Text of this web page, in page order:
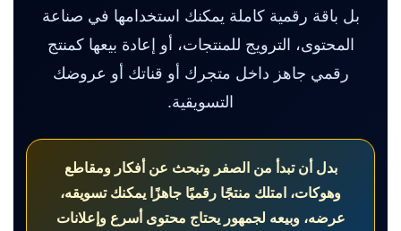
بل باقة رقمية كاملة يمكنك استخدامها في صناعة
المحتوى، الترويج للمنتجات، أو إعادة بيعها كمنتج
رقمي جاهز داخل متجرك أو قناتك أو عروضك
التسويقية.
بدل أن تبدأ من الصفر وتبحث عن أفكار ومقاطع
وهوكات، امتلك منتجًا رقميًا جاهزًا يمكنك تسويقه،
عرضه، وبيعه لجمهور يحتاج محتوى أسرع وإعلانات